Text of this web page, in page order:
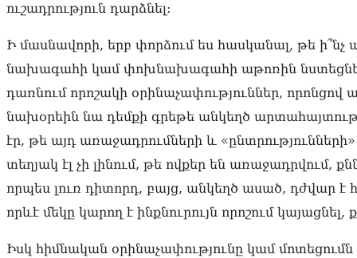
ուշադրություն դարձնել:
Ի մասնավորի, երբ փորձում ես հասկանալ, թե ի՞նչ
նախագահի կամ փոխնախագահի աթոռին
դառնում որոշակի օրինաչափություններ, որոնցով
նախօրեին նա դեմքի գրեթե անկեղծ
էր, թե այդ առաջադրումների և
տեղյակ էլ չի լինում, թե ովքեր են առաջադրվում,
որպես լուռ դիտորդ, բայց, անկեղծ ասած, դժվար
որևէ մեկը կարող է ինքնուրույն որոշում
Իսկ հիմնական օրինաչափությունը կամ